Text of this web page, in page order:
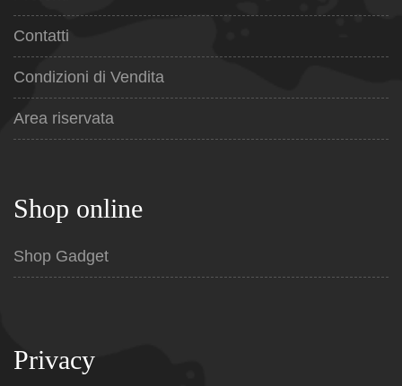
Contatti
Condizioni di Vendita
Area riservata
Shop online
Shop Gadget
Privacy